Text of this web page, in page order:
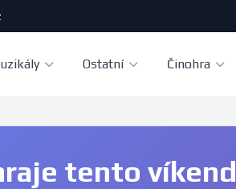
Ostatní Činohra
tento víkend